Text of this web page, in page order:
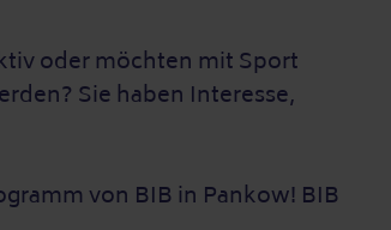
oder möchten mit Sport
Sie haben Interesse,
von BIB in Pankow! BIB